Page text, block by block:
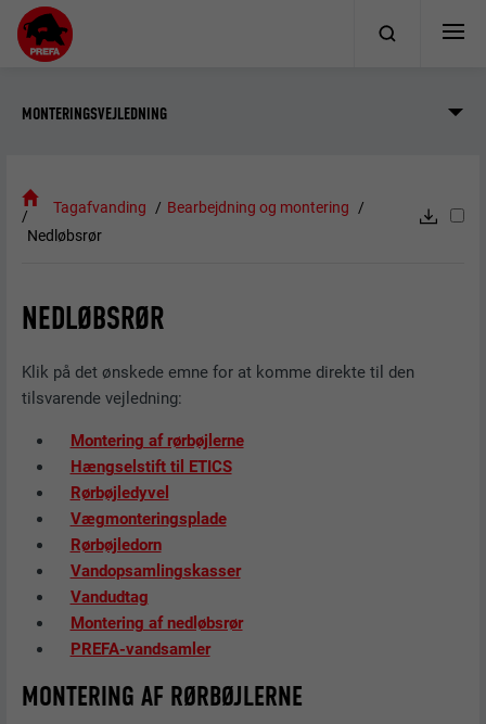
MONTERINGSVEJLEDNING
Tagafvanding
Bearbejdning og montering
Nedløbsrør
NEDLØBSRØR
Klik på det ønskede emne for at komme direkte til den
tilsvarende vejledning:
Montering af rørbøjlerne
Hængselstift til ETICS
Rørbøjledyvel
Vægmonteringsplade
Rørbøjledorn
Vandopsamlingskasser
Vandudtag
Montering af nedløbsrør
PREFA-vandsamler
MONTERING AF RØRBØJLERNE